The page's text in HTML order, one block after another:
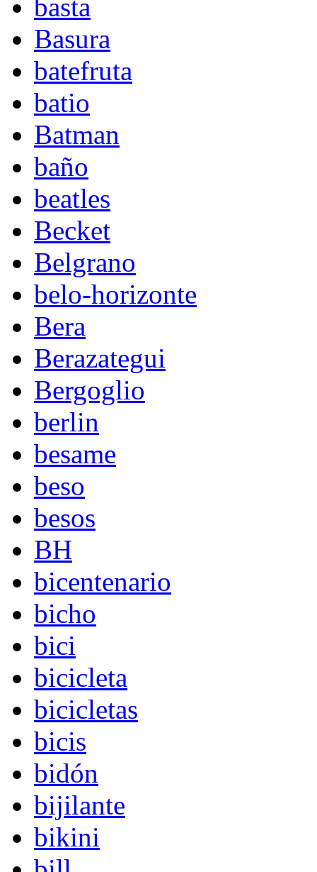
basta
Basura
batefruta
batio
Batman
baño
beatles
Becket
Belgrano
belo-horizonte
Bera
Berazategui
Bergoglio
berlin
besame
beso
besos
BH
bicentenario
bicho
bici
bicicleta
bicicletas
bicis
bidón
bijilante
bikini